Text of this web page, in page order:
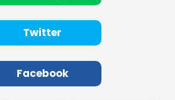
Twitter
Facebook